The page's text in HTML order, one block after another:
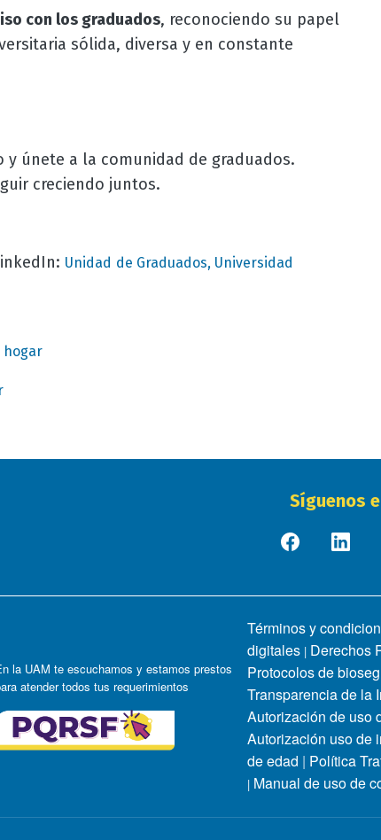
con los graduados, reconociendo su papel
sólida, diversa y en constante
únete a la comunidad de graduados.
creciendo juntos.
Unidad de Graduados, Universidad
hogar
Síguenos
la UAM te escuchamos y estamos prestos
atender todos tus requerimientos
Términos y
digitales | Derechos
Protocolos de
Transparencia de la
Autorización de uso
Autorización uso de
de edad | Política
| Manual de uso de